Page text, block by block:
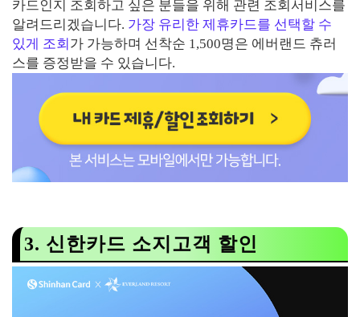
카드인지 조회하고 싶은 분들을 위해 관련 조회서비스를
알려드리겠습니다. 가장 유리한 제휴카드를 선택할 수
있게 조회 가 가능하며 선착순 1,500명은 에버랜드 츄러
스를 증정받을 수 있습니다.
3. 신한카드 소지고객 할인